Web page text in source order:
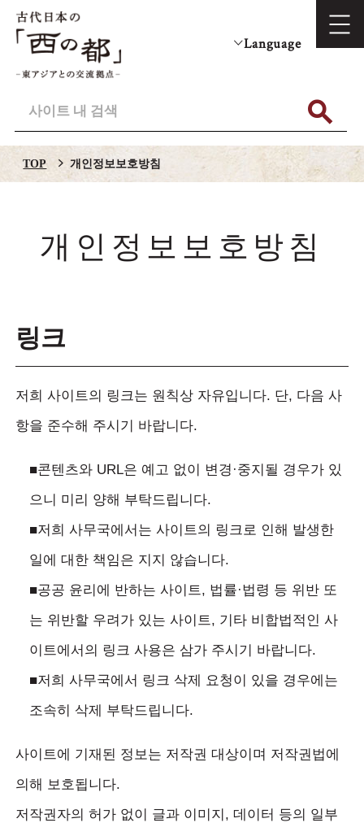
Language
TOP 개인정보보호방침
개인정보보호방침
링크
저희 사이트의 링크는 원칙상 자유입니다. 단, 다음 사
항을 준수해 주시기 바랍니다.
■콘텐츠와 URL은 예고 없이 변경·중지될 경우가 있
으니 미리 양해 부탁드립니다.
■저희 사무국에서는 사이트의 링크로 인해 발생한
일에 대한 책임은 지지 않습니다.
■공공 윤리에 반하는 사이트, 법률·법령 등 위반 또
는 위반할 우려가 있는 사이트, 기타 비합법적인 사
이트에서의 링크 사용은 삼가 주시기 바랍니다.
■저희 사무국에서 링크 삭제 요청이 있을 경우에는
조속히 삭제 부탁드립니다.
사이트에 기재된 정보는 저작권 대상이며 저작권법에
의해 보호됩니다.
저작권자의 허가 없이 글과 이미지, 데이터 등의 일부